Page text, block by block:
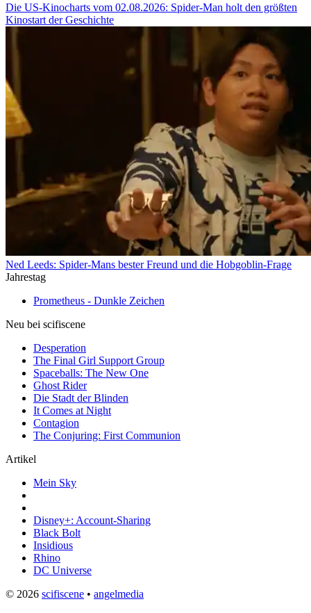
Die US-Kinocharts vom 02.08.2026: Spider-Man holt den größten
Kinostart der Geschichte
Ned Leeds: Spider-Mans bester Freund und die Hobgoblin-Frage
Jahrestag
Prometheus - Dunkle Zeichen
Neu bei scifiscene
Desperation
The Final Girl Support Group
Spaceballs: The New One
Ghost Rider
Die Stadt der Blinden
It Comes at Night
Contagion
The Conjuring: First Communion
Artikel
Mein Sky
Disney+: Account-Sharing
Black Bolt
Insidious
Rhino
DC Universe
© 2026 scifiscene • angelmedia